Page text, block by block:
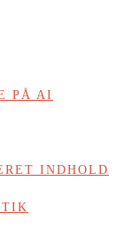
PÅ AI
INDHOLD